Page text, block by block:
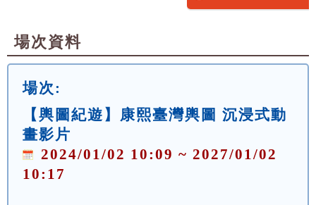
場次資料
場次:
【輿圖紀遊】康熙臺灣輿圖 沉浸式動
畫影片
2024/01/02 10:09 ~ 2027/01/02
10:17